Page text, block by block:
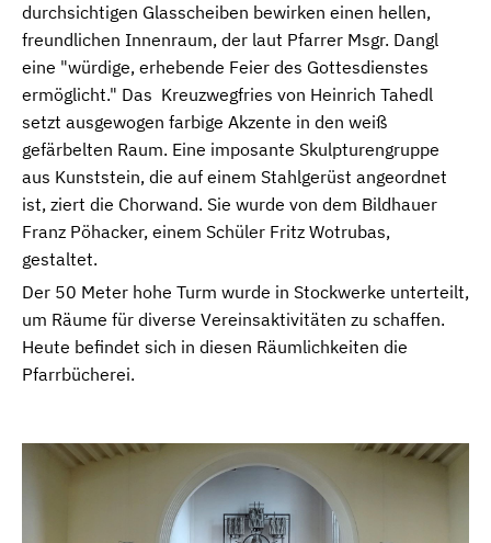
durchsichtigen Glasscheiben bewirken einen hellen,
freundlichen Innenraum, der laut Pfarrer Msgr. Dangl
eine "würdige, erhebende Feier des Gottesdienstes
ermöglicht." Das Kreuzwegfries von Heinrich Tahedl
setzt ausgewogen farbige Akzente in den weiß
gefärbelten Raum. Eine imposante Skulpturengruppe
aus Kunststein, die auf einem Stahlgerüst angeordnet
ist, ziert die Chorwand. Sie wurde von dem Bildhauer
Franz Pöhacker, einem Schüler Fritz Wotrubas,
gestaltet.
Der 50 Meter hohe Turm wurde in Stockwerke unterteilt,
um Räume für diverse Vereinsaktivitäten zu schaffen.
Heute befindet sich in diesen Räumlichkeiten die
Pfarrbücherei.